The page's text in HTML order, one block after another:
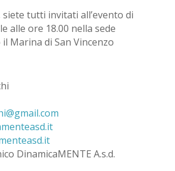
tutti invitati all’evento di
alle ore 18.00 nella sede
il Marina di San Vincenzo
DinamicaMENTE A.s.d.